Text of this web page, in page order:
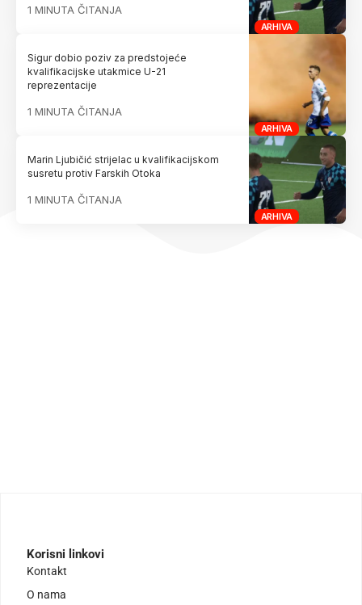
ARHIVA
1 MINUTA ČITANJA
ARHIVA
Sigur dobio poziv za predstojeće
kvalifikacijske utakmice U-21
reprezentacije
1 MINUTA ČITANJA
ARHIVA
Marin Ljubičić strijelac u kvalifikacijskom
susretu protiv Farskih Otoka
1 MINUTA ČITANJA
Korisni linkovi
Kontakt
O nama